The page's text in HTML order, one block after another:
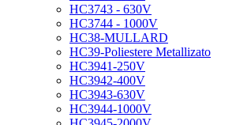
HC3743 - 630V
HC3744 - 1000V
HC38-MULLARD
HC39-Poliestere Metallizato
HC3941-250V
HC3942-400V
HC3943-630V
HC3944-1000V